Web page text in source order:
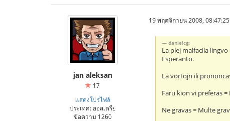
jan aleksan
17
แสดงโปรไฟล์
ประเทศ: ออสเตรีย
ข้อความ 1260
19 พฤศจิกายน 2008, 08:47:25
danielcg:
La plej malfacila
Esperanto.
La vortojn ili
Faru kion vi preferas
Ne gravas = Multe